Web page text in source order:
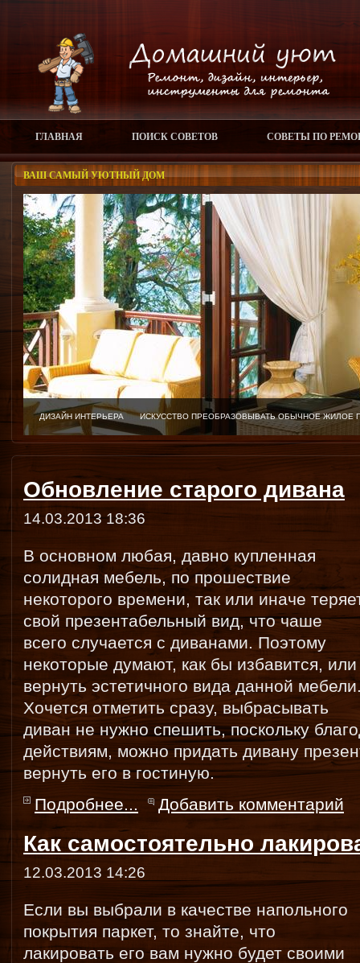
ГЛАВНАЯ ПОИСК СОВЕТОВ СОВЕТЫ ПО
ВАШ САМЫЙ УЮТНЫЙ ДОМ
ДИЗАЙН ИНТЕРЬЕРА ИСКУССТВО ПРЕОБРАЗОВЫВАТЬ ОБЫЧНОЕ
Обновление старого дивана
14.03.2013 18:36
В основном любая, давно купленная
солидная мебель, по прошествие
некоторого времени, так или иначе
свой презентабельный вид, что чаше
всего случается с диванами. Поэтому
некоторые думают, как бы избавится, или
вернуть эстетичного вида данной
Хочется отметить сразу, выбрасывать
диван не нужно спешить, поскольку
действиям, можно придать дивану
вернуть его в гостиную.
Подробнее...
Добавить комментарий
Как самостоятельно
12.03.2013 14:26
Если вы выбрали в качестве напольного
покрытия паркет, то знайте, что
лакировать его вам нужно будет своими